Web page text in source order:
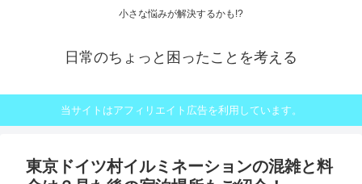
小さな悩みが解決するかも!?
日常のちょっと困ったことを考える
当サイトはアフィリエイト広告を利用しています。
東京ドイツ村イルミネーションの混雑と料